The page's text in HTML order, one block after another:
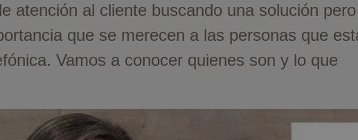
atención al cliente buscando una solución pero
que se merecen a las personas que
Vamos a conocer quienes son y lo que